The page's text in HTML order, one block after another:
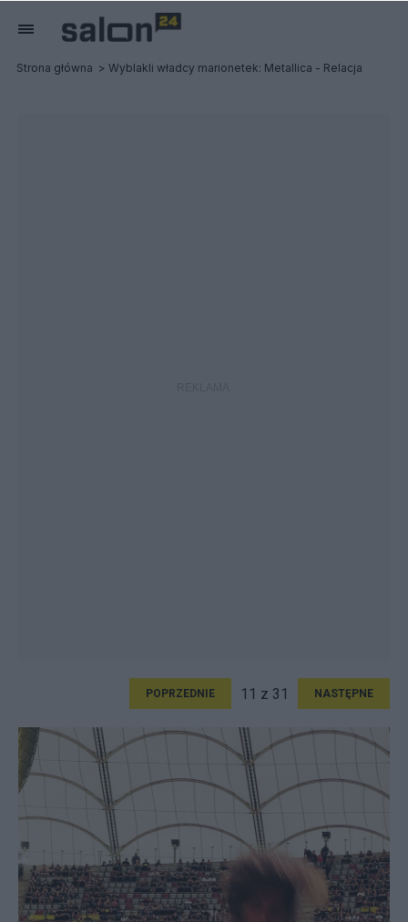
Strona główna Wyblakli władcy marionetek: Metallica - Relacja
POPRZEDNIE 11 z 31 NASTĘPNE